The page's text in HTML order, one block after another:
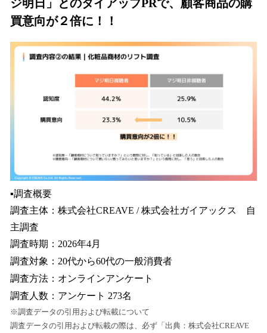
ジ明日」とのタイアップPRで、顧客商品の購
買意向が２倍に！！
▪️調査概要
調査主体：株式会社CREAVE / 株式会社ガイアックス 自
主調査
調査時期：2026年4月
調査対象：20代から60代の一般消費者
調査方法：オンラインアンケート
調査人数：アンケート 273名
※調査データの引用および転載について
調査データの引用および転載の際は、必ず「出典：株式会社CREAVE